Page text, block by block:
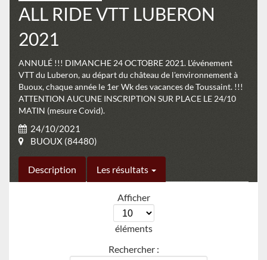
ALL RIDE VTT LUBERON
2021
ANNULÉ !!! DIMANCHE 24 OCTOBRE 2021. L'événement
VTT du Luberon, au départ du château de l'environnement à
Buoux, chaque année le 1er Wk des vacances de Toussaint. !!!
ATTENTION AUCUNE INSCRIPTION SUR PLACE LE 24/10
MATIN (mesure Covid).
24/10/2021
BUOUX (84480)
Description Les résultats
Afficher
éléments
Rechercher :